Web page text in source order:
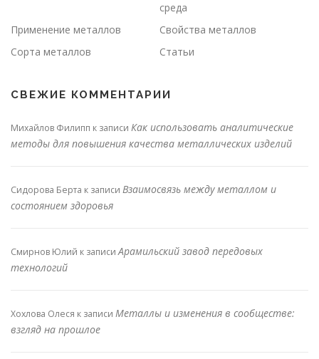
среда
Применение металлов
Свойства металлов
Сорта металлов
Статьи
СВЕЖИЕ КОММЕНТАРИИ
Михайлов Филипп к записи Как использовать аналитические
методы для повышения качества металлических изделий
Сидорова Берта к записи Взаимосвязь между металлом и
состоянием здоровья
Смирнов Юлий к записиАрамильский завод передовых
технологий
Хохлова Олеся к записи Металлы и изменения в сообществе:
взгляд на прошлое